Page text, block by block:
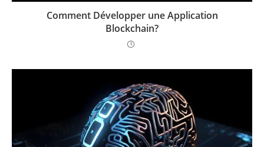
Comment Développer une Application
Blockchain?